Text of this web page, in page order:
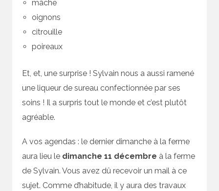
mâche
oignons
citrouille
poireaux
Et, et, une surprise ! Sylvain nous a aussi ramené
une liqueur de sureau confectionnée par ses
soins ! Il a surpris tout le monde et c’est plutôt
agréable.
A vos agendas : le dernier dimanche à la ferme
aura lieu le dimanche 11 décembre à la ferme
de Sylvain. Vous avez dû recevoir un mail à ce
sujet. Comme d’habitude, il y aura des travaux